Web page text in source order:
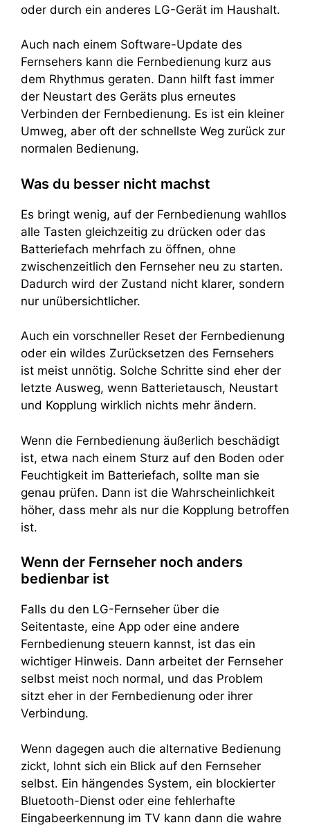
oder durch ein anderes LG-Gerät im Haushalt.
Auch nach einem Software-Update des
Fernsehers kann die Fernbedienung kurz aus
dem Rhythmus geraten. Dann hilft fast immer
der Neustart des Geräts plus erneutes
Verbinden der Fernbedienung. Es ist ein kleiner
Umweg, aber oft der schnellste Weg zurück zur
normalen Bedienung.
Was du besser nicht machst
Es bringt wenig, auf der Fernbedienung wahllos
alle Tasten gleichzeitig zu drücken oder das
Batteriefach mehrfach zu öffnen, ohne
zwischenzeitlich den Fernseher neu zu starten.
Dadurch wird der Zustand nicht klarer, sondern
nur unübersichtlicher.
Auch ein vorschneller Reset der Fernbedienung
oder ein wildes Zurücksetzen des Fernsehers
ist meist unnötig. Solche Schritte sind eher der
letzte Ausweg, wenn Batterietausch, Neustart
und Kopplung wirklich nichts mehr ändern.
Wenn die Fernbedienung äußerlich beschädigt
ist, etwa nach einem Sturz auf den Boden oder
Feuchtigkeit im Batteriefach, sollte man sie
genau prüfen. Dann ist die Wahrscheinlichkeit
höher, dass mehr als nur die Kopplung betroffen
ist.
Wenn der Fernseher noch anders
bedienbar ist
Falls du den LG-Fernseher über die
Seitentaste, eine App oder eine andere
Fernbedienung steuern kannst, ist das ein
wichtiger Hinweis. Dann arbeitet der Fernseher
selbst meist noch normal, und das Problem
sitzt eher in der Fernbedienung oder ihrer
Verbindung.
Wenn dagegen auch die alternative Bedienung
zickt, lohnt sich ein Blick auf den Fernseher
selbst. Ein hängendes System, ein blockierter
Bluetooth-Dienst oder eine fehlerhafte
Eingabeerkennung im TV kann dann die wahre